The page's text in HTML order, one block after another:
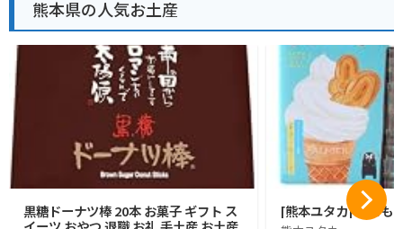
熊本県の人気お土産
黒糖ドーナツ棒 20本 お菓子 ギフト ス
[熊本ユタカ] くまも